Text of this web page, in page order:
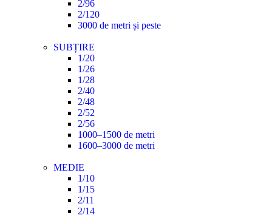
2/96
2/120
3000 de metri și peste
SUBȚIRE
1/20
1/26
1/28
2/40
2/48
2/52
2/56
1000–1500 de metri
1600–3000 de metri
MEDIE
1/10
1/15
2/11
2/14